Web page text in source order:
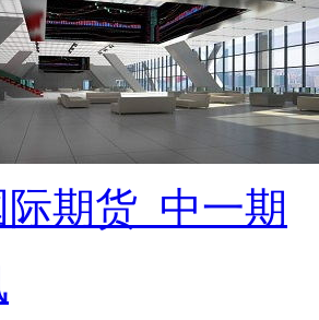
期货_中一期